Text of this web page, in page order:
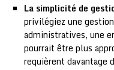
La simplicité de
privilégiez une
administratives, une
pourrait être plus
requièrent davantage